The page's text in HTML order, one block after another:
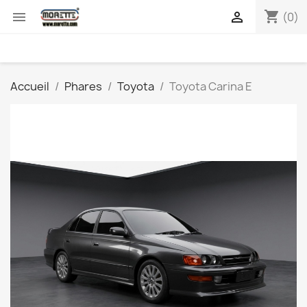
 shopping_cart (0)

Accueil Phares Toyota Toyota Carina E